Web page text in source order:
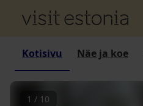
Kotisivu Näe ja koe
1 / 10